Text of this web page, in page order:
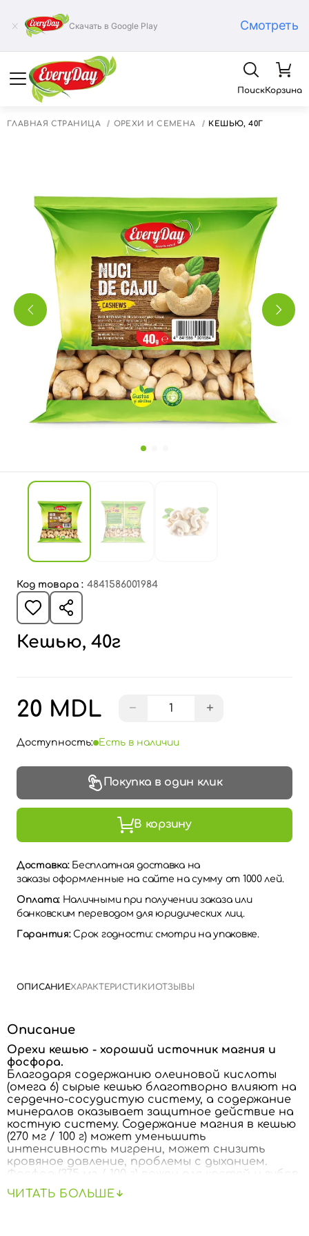
Скачать в Google Play Смотреть
ПоискКорзина
ГЛАВНАЯ СТРАНИЦА ОРЕХИ И СЕМЕНА КЕШЬЮ, 40Г
Код товара : 4841586001984
Кешью, 40г
20 MDL − +
Доступность: Есть в наличии
Покупка в один клик
В корзину
Доставка: Бесплатная доставка на
заказы оформленные на сайте на сумму от 1000 лей.
Оплата: Наличными при получении заказа или
банковским переводом для юридических лиц.
Гарантия:Срок годности: смотри на упаковке.
ОПИСАНИЕХАРАКТЕРИСТИКИОТЗЫВЫ
Описание
Орехи кешью - хороший источник магния и
фосфора.
Благодаря содержанию олеиновой кислоты
(омега 6) сырые кешью благотворно влияют на
сердечно-сосудистую систему, а содержание
минералов оказывает защитное действие на
костную систему. Содержание магния в кешью
(270 мг / 100 г) может уменьшить
интенсивность мигрени, может снизить
кровяное давление, проблемы с дыханием.
Фосфор (375 мг / 100 г) важен для костей и зубов.
Эти фрукты можно есть сырые или жареные, в
различных сочетаниях с овощами, соусами,
ЧИТАТЬ БОЛЬШЕ